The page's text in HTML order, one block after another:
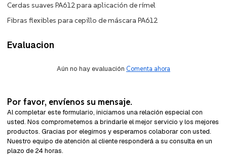
Cerdas suaves PA612 para aplicación de rímel
Fibras flexibles para cepillo de máscara PA612
Evaluacion
Aún no hay evaluación Comenta ahora
Por favor, envíenos su mensaje.
Al completar este formulario, iniciamos una relación especial con
usted. Nos comprometemos a brindarle el mejor servicio y los mejores
productos. Gracias por elegirnos y esperamos colaborar con usted.
Nuestro equipo de atención al cliente responderá a su consulta en un
plazo de 24 horas.